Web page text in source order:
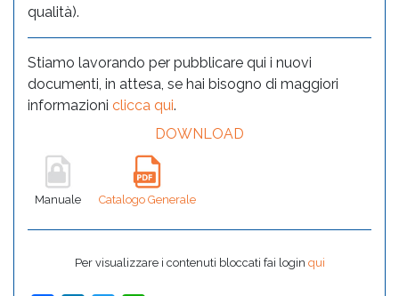
qualità).
Stiamo lavorando per pubblicare qui i nuovi
documenti, in attesa, se hai bisogno di maggiori
informazioni clicca qui.
DOWNLOAD
Manuale Catalogo Generale
Per visualizzare i contenuti bloccati fai login qui